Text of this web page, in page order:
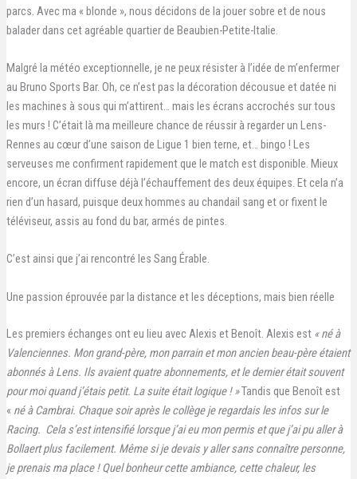
parcs. Avec ma « blonde », nous décidons de la jouer sobre et de nous
balader dans cet agréable quartier de Beaubien-Petite-Italie.
Malgré la météo exceptionnelle, je ne peux résister à l’idée de m’enfermer
au Bruno Sports Bar. Oh, ce n’est pas la décoration décousue et datée ni
les machines à sous qui m’attirent… mais les écrans accrochés sur tous
les murs ! C’était là ma meilleure chance de réussir à regarder un Lens-
Rennes au cœur d’une saison de Ligue 1 bien terne, et… bingo ! Les
serveuses me confirment rapidement que le match est disponible. Mieux
encore, un écran diffuse déjà l’échauffement des deux équipes. Et cela n’a
rien d’un hasard, puisque deux hommes au chandail sang et or fixent le
téléviseur, assis au fond du bar, armés de pintes.
C’est ainsi que j’ai rencontré les Sang Érable.
Une passion éprouvée par la distance et les déceptions, mais bien réelle
Les premiers échanges ont eu lieu avec Alexis et Benoît. Alexis est « né à
Valenciennes. Mon grand-père, mon parrain et mon ancien beau-père étaient
abonnés à Lens. Ils avaient quatre abonnements, et le dernier était souvent
pour moi quand j’étais petit. La suite était logique ! »Tandis que Benoît est
« né à Cambrai. Chaque soir après le collège je regardais les infos sur le
Racing. Cela s’est intensifié lorsque j’ai eu mon permis et que j’ai pu aller à
Bollaert plus facilement. Même si je devais y aller sans connaître personne,
je prenais ma place ! Quel bonheur cette ambiance, cette chaleur, les